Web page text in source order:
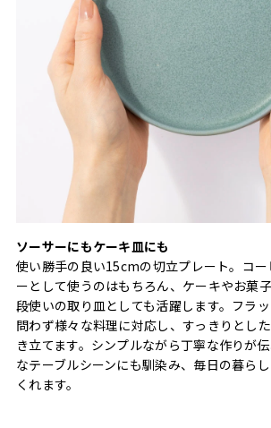
ソーサーにもケーキ皿にも
使い勝手の良い15cmの切立プレート。コ
ーとして使うのはもちろん、ケーキやお菓
段使いの取り皿としても活躍します。フラ
問わず様々な料理に対応し、すっきりとし
き立てます。シンプルながら丁寧な作りが
なテーブルシーンにも馴染み、毎日の暮ら
くれます。